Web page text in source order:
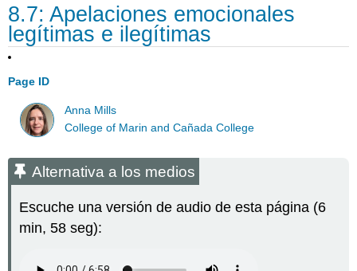
8.7: Apelaciones emocionales
legítimas e ilegítimas
Page ID
Anna Mills
College of Marin and Cañada College
Alternativa a los medios
Escuche una versión de audio de esta página (6
min, 58 seg):